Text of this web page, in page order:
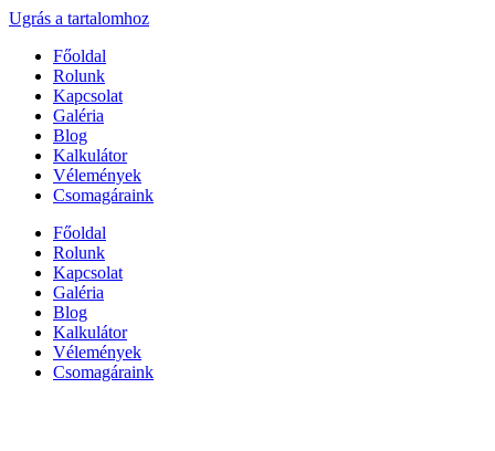
Ugrás a tartalomhoz
Főoldal
Rolunk
Kapcsolat
Galéria
Blog
Kalkulátor
Vélemények
Csomagáraink
Főoldal
Rolunk
Kapcsolat
Galéria
Blog
Kalkulátor
Vélemények
Csomagáraink